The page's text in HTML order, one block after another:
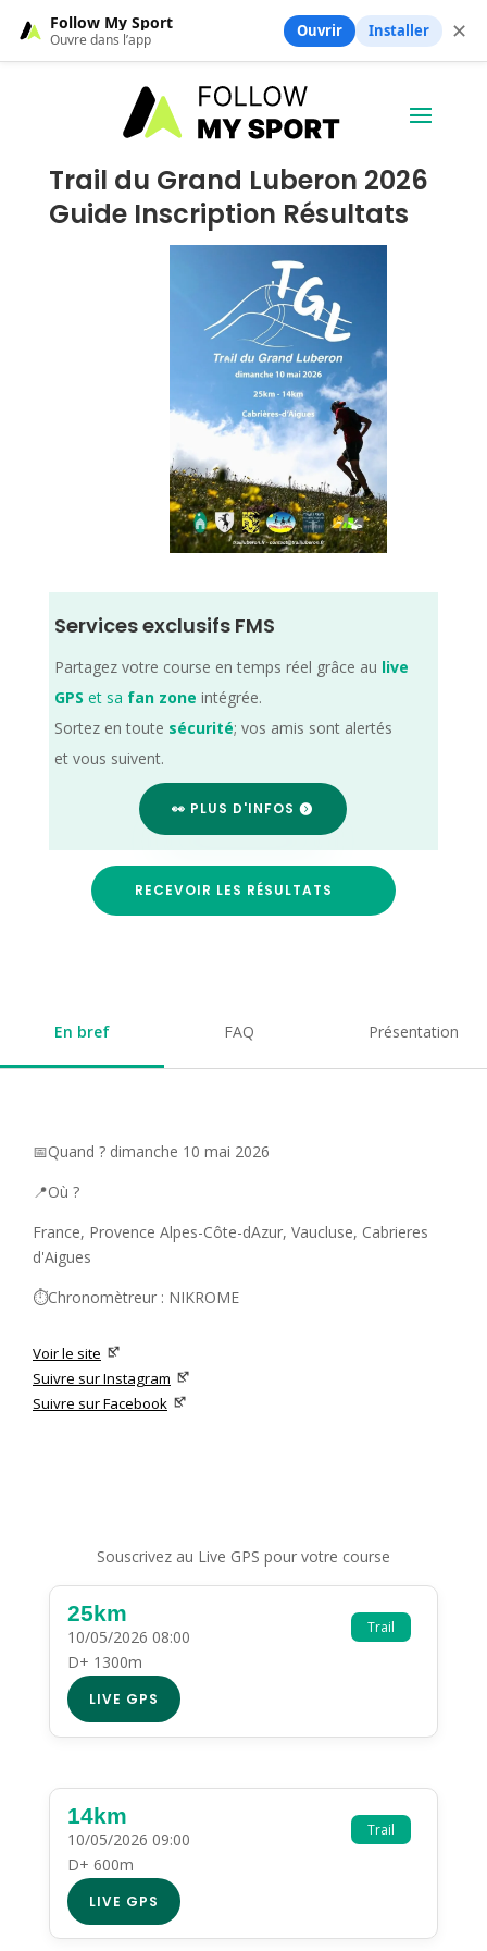
Trail du Grand Luberon 2026
Guide Inscription Résultats
Services exclusifs FMS
Partagez votre course en temps réel grâce au live
GPS et sa fan zone intégrée.
Sortez en toute sécurité; vos amis sont alertés
et vous suivent.
👀 PLUS D'INFOS
RECEVOIR LES RÉSULTATS
En bref FAQ Présentation
📅Quand ? dimanche 10 mai 2026
📍Où ?
France, Provence Alpes-Côte-dAzur, Vaucluse, Cabrieres
d'Aigues
⏱️Chronomètreur : NIKROME
Voir le site
Suivre sur Instagram
Suivre sur Facebook
Souscrivez au Live GPS pour votre course
Trail
25km
10/05/2026 08:00
D+ 1300m
LIVE GPS
Trail
14km
10/05/2026 09:00
D+ 600m
LIVE GPS
Follow My Sport
Ouvre dans l’app Ouvrir Installer ✕